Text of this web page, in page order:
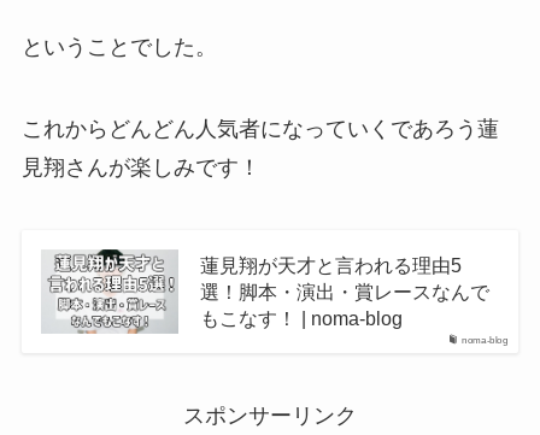
ということでした。
これからどんどん人気者になっていくであろう蓮
見翔さんが楽しみです！
noma-blog
蓮見翔が天才と言われる理由5
選！脚本・演出・賞レースなんで
もこなす！ | noma-blog
スポンサーリンク